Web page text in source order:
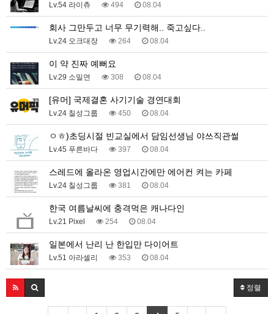
Lv.54 라이츄 494 08.04
회사 그만두고 너무 무기력해.. 죽고싶다..
Lv.24 오크대장 264 08.04
이 약 진짜 예뻐요
Lv.29 소밀면 308 08.04
[유머] 국제결혼 사기기술 경연대회
Lv.24 칠성그룹 450 08.04
ㅇㅎ)초딩시절 빈교실에서 담임선생님 야쓰직관썰
Lv.45 푸른바다 397 08.04
스레드에 올라온 영업시간에만 에어컨 켜는 카페
Lv.24 칠성그룹 381 08.04
한국 여름날씨에 충격먹은 캐나다인
Lv.21 Pixel 254 08.04
일본에서 난리 난 한입만 다이어트
Lv.51 아라셀리 353 08.04
정렬